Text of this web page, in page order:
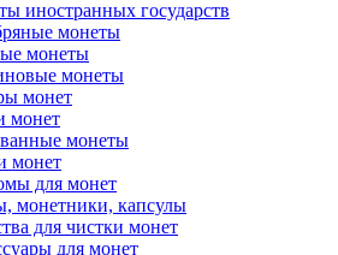
иностранных государств
монеты
монеты
монеты
монет
монет
монеты
монет
для монет
монетники, капсулы
для чистки монет
для монет